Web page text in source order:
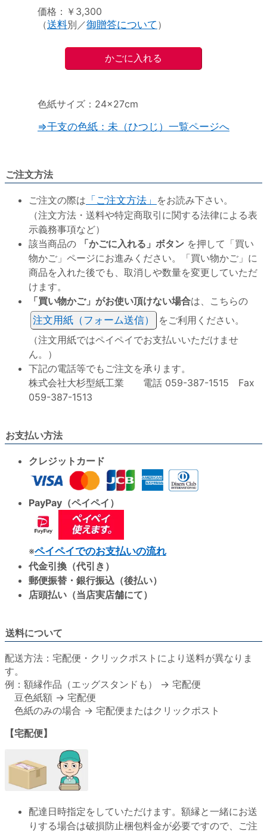
価格：￥3,300
（送料別／御贈答について ）
色紙サイズ：24×27cm
⇒干支の色紙：未（ひつじ）一覧ページへ
ご注文方法
ご注文の際は 「ご注文方法」 をお読み下さい。
（注文方法・送料や特定商取引に関する法律による表
示義務事項など）
該当商品の
「かごに入れる」ボタン を押して「買い
物かご」ページにお進みください。「買い物かご」に
商品を入れた後でも、取消しや数量を変更していただ
けます。
「買い物かご」がお使い頂けない場合は、こちらの
注文用紙（フォーム送信）
をご利用ください。
（注文用紙ではペイペイでお支払いいただけませ
ん。）
下記の電話等でもご注文を承ります。
株式会社大杉型紙工業 電話 059-387-1515 Fax
059-387-1513
お支払い方法
クレジットカード
PayPay（ペイペイ）
※ペイペイでのお支払いの流れ
代金引換（代引き）
郵便振替・銀行振込（後払い）
店頭払い（当店実店舗にて）
送料について
配送方法：宅配便・クリックポストにより送料が異なりま
す。
例：額縁作品（エッグスタンドも） → 宅配便
豆色紙額 → 宅配便
色紙のみの場合 → 宅配便またはクリックポスト
【宅配便】
配達日時指定をしていただけます。額縁と一緒にお送
りする場合は破損防止梱包料金が必要ですので、ご注